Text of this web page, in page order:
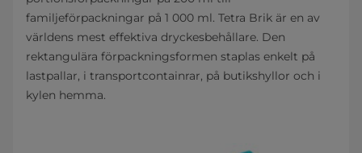
familjeförpackningar på 1 000 ml. Tetra Brik är en av
världens mest effektiva dryckesbehållare. Den
rektangulära förpackningsformen staplas enkelt på
lastpallar, i transportcontainrar, på butikshyllor och i
kylen hemma.